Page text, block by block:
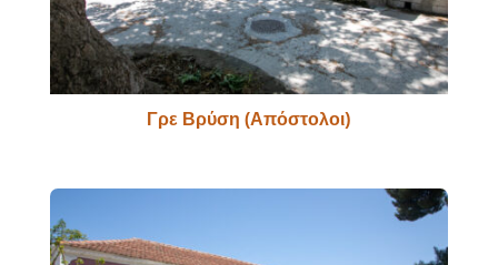
Γρε Βρύση (Απόστολοι)